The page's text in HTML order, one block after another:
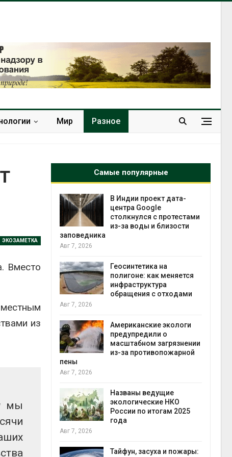
Мир Разное
ЭКОЗАМЕТКА
Вместо
из
мы
Самые популярные
Волги и
и почти
вес
В Индии проект дата-
центра Google
столкнулся с протестами
из-за воды и близости
заповедника
Авг 7, 2026
Геосинтетика на
полигоне: как меняется
инфраструктура
обращения с отходами
Авг 7, 2026
Американские экологи
предупредили о
масштабном загрязнении
из-за противопожарной
пены
Авг 7, 2026
Названы ведущие
экологические НКО
России по итогам 2025
года
Авг 7, 2026
Тайфун, засуха и пожары: